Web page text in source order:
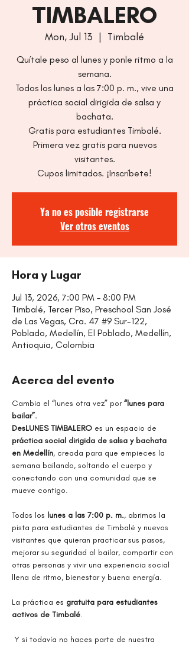
TIMBALERO
Mon, Jul 13
  |
Timbalé
Quítale peso al lunes y ponle ritmo a la
semana.
Todos los lunes a las 7:00 p. m., vive una
práctica social dirigida de salsa y
bachata.
Gratis para estudiantes Timbalé.
Primera vez gratis para nuevos
visitantes.
Cupos limitados. ¡Inscríbete!
Ya no es posible registrarse
Ver otros eventos
Hora y Lugar
Jul 13, 2026, 7:00 PM – 8:00 PM
Timbalé, Tercer Piso, Preschool San José
de Las Vegas, Cra. 47 #9 Sur-122,
Poblado, Medellín, El Poblado, Medellín,
Antioquia, Colombia
Acerca del evento
Cambia el “lunes otra vez” por “lunes para
bailar”.
DesLUNES TIMBALERO es un espacio de
práctica social dirigida de salsa y bachata
en Medellín, creada para que empieces la
semana bailando, soltando el cuerpo y
conectando con una comunidad que se
mueve contigo.
Todos los lunes a las 7:00 p. m., abrimos la
pista para estudiantes de Timbalé y nuevos
visitantes que quieran practicar sus pasos,
mejorar su seguridad al bailar, compartir con
otras personas y vivir una experiencia social
llena de ritmo, bienestar y buena energía.
La práctica es gratuita para estudiantes
activos de Timbalé.